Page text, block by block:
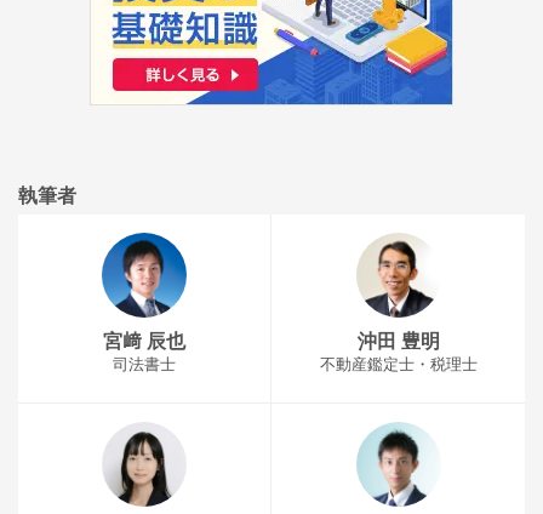
執筆者
宮﨑 辰也
司法書士
沖田 豊明
不動産鑑定士・税理士